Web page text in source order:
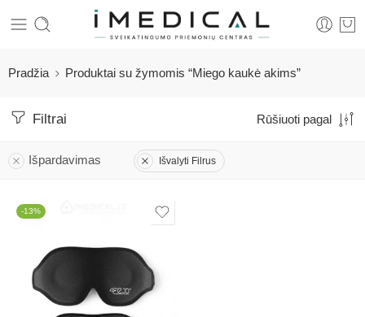
Pradžia Produktai su žymomis “Miego kaukė akims”
Filtrai Rūšiuoti pagal
Išpardavimas Išvalyti Filrus
-13%